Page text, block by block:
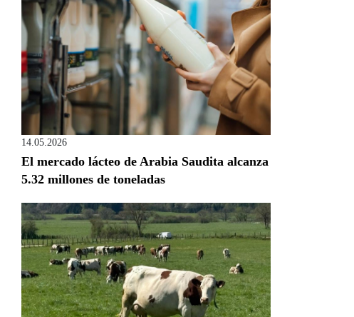
14.05.2026
El mercado lácteo de Arabia Saudita alcanza
5.32 millones de toneladas